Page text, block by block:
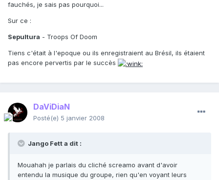
fauchés, je sais pas pourquoi...
Sur ce :
Sepultura - Troops Of Doom
Tiens c'était à l'epoque ou ils enregistraient au Brésil, ils étaient
pas encore pervertis par le succès
DaViDiaN
Posté(e) 5 janvier 2008
Jango Fett a dit :
Mouahah je parlais du cliché screamo avant d'avoir
entendu la musique du groupe, rien qu'en voyant leurs